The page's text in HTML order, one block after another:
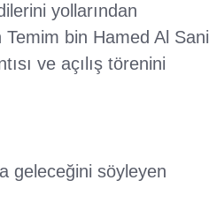
yollarından
bin Hamed Al Sani
ve açılış törenini
geleceğini söyleyen